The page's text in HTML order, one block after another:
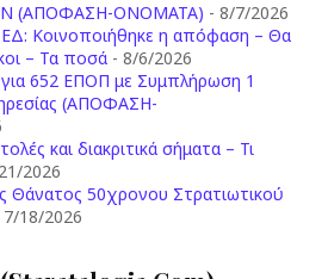
(ΑΠΟΦΑΣΗ-ΟΝΟΜΑΤΑ) - 8/7/2026
Κοινοποιήθηκε η απόφαση – Θα
– Τα ποσά - 8/6/2026
για 652 ΕΠΟΠ με Συμπλήρωση 1
(ΑΠΟΦΑΣΗ-
και διακριτικά σήματα – Τι
2026
Θάνατος 50χρονου Στρατιωτικού
7/18/2026